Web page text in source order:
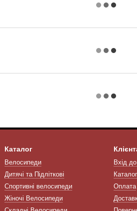
Каталог
Велосипеди
Дитячі та Підліткові
Спортивні велосипеди
Жіночі Велосипеди
Вхід
Оплата